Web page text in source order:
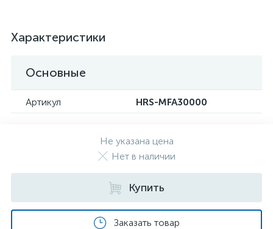
Характеристики
Основные
Артикул HRS-MFA30000
Не указана цена
Нет в наличии
Купить
Заказать товар